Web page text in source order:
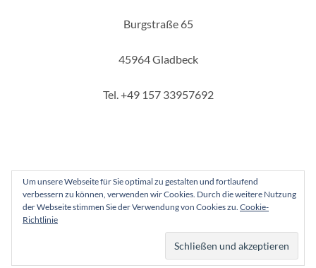
Burgstraße 65
45964 Gladbeck
Tel. +49 157 33957692
Copyright 2025 - Tennis-Club Haus Wittringen Gladbeck e. V.
InstagramFacebook
Um unsere Webseite für Sie optimal zu gestalten und fortlaufend
verbessern zu können, verwenden wir Cookies. Durch die weitere Nutzung
der Webseite stimmen Sie der Verwendung von Cookies zu. Cookie-
Richtlinie